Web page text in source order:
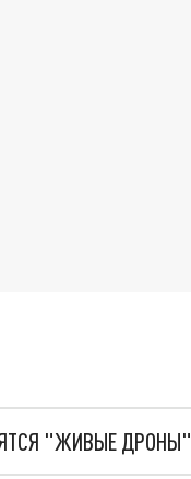
"ЖИВЫЕ ДРОНЫ"